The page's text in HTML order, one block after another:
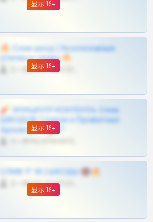
显示 18+
显示 18+
🔥 Слив шкод | Эксклюзивные
утечки и сливы 🔥
显示 18+
🧨 ЭПИЦЕНТР КОНТЕНТА: Слив
ШКОДОВ Сливов и Приватных
Архивов ТГ 🔞💎
显示 18+
СЛИВ ТГ 18 | ШКОДЫ 🔞🔥